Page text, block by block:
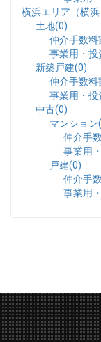
横浜エリア（横
土地(0)
仲介手数料
事業用・投
新築戸建(0)
仲介手数料
事業用・投
中古(0)
マンション
仲介手
事業用
戸建(0)
仲介手
事業用